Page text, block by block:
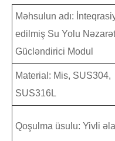
Məhsulun adı:
edilmiş Su Yolu
Gücləndirici Modul
Material: Mis, SUS304,
SUS316L
Qoşulma üsulu: Yivli